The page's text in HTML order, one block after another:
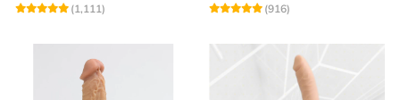
(1,111)
(916)